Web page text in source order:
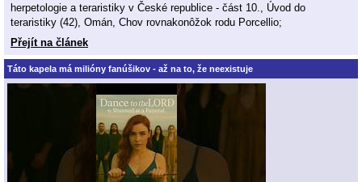
herpetologie a teraristiky v České republice - část 10., Úvod do
teraristiky (42), Omán, Chov rovnakonôžok rodu Porcellio;
Přejít na článek
Táto kapela má milióny fanúšikov - až na to, že neexistuje